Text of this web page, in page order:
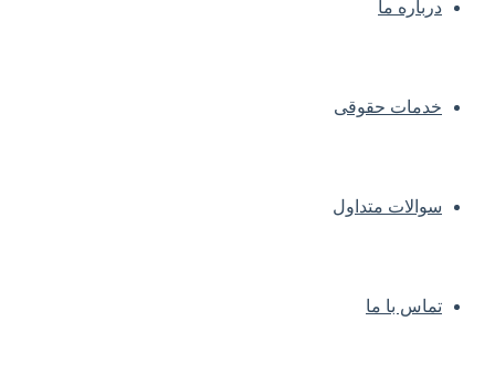
درباره ما
خدمات حقوقی
سوالات متداول
تماس با ما